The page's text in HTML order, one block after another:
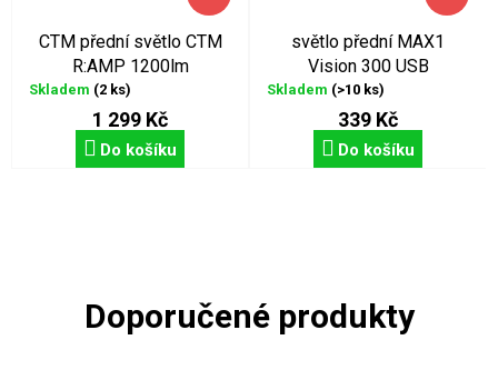
CTM přední světlo CTM
R:AMP 1200lm
Skladem (2 ks)
1 299 Kč
Do košíku
světlo přední MAX1
Vision 300 USB
Skladem (>10 ks)
339 Kč
Do košíku